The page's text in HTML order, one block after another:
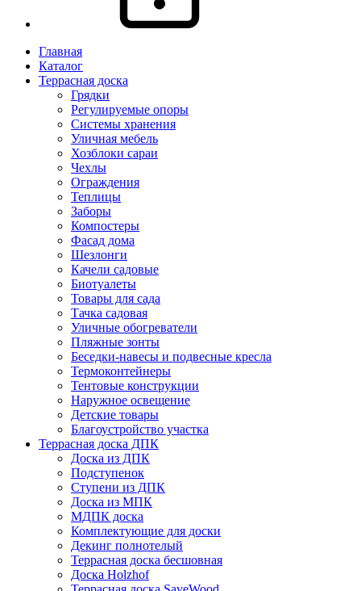
Главная
Каталог
Террасная доска
Грядки
Регулируемые опоры
Системы хранения
Уличная мебель
Хозблоки сараи
Чехлы
Ограждения
Теплицы
Заборы
Компостеры
Фасад дома
Шезлонги
Качели садовые
Биотуалеты
Товары для сада
Тачка садовая
Уличные обогреватели
Пляжные зонты
Беседки-навесы и подвесные кресла
Термоконтейнеры
Тентовые конструкции
Наружное освещение
Детские товары
Благоустройство участка
Террасная доска ДПК
Доска из ДПК
Подступенок
Ступени из ДПК
Доска из МПК
МДПК доска
Комплектующие для доски
Декинг полнотелый
Террасная доска бесшовная
Доска Holzhof